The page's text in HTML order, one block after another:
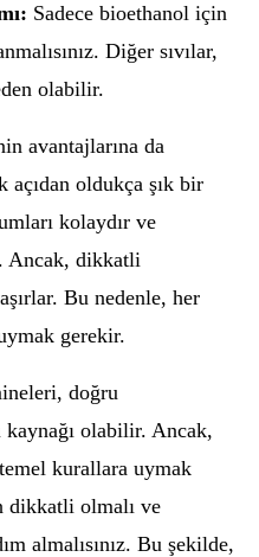
Sadece bioethanol için
Diğer sıvılar,
olabilir.
avantajlarına da
açıdan oldukça şık bir
kolaydır ve
Ancak, dikkatli
Bu nedenle, her
gerekir.
doğru
kaynağı olabilir. Ancak,
kurallara uymak
dikkatli olmalı ve
almalısınız. Bu şekilde,